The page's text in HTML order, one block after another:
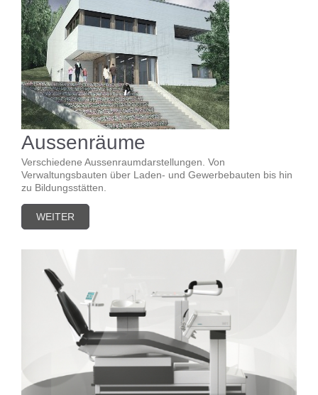
Aussenräume
Verschiedene Aussenraumdarstellungen. Von
Verwaltungsbauten über Laden- und Gewerbebauten bis hin
zu Bildungsstätten.
WEITER